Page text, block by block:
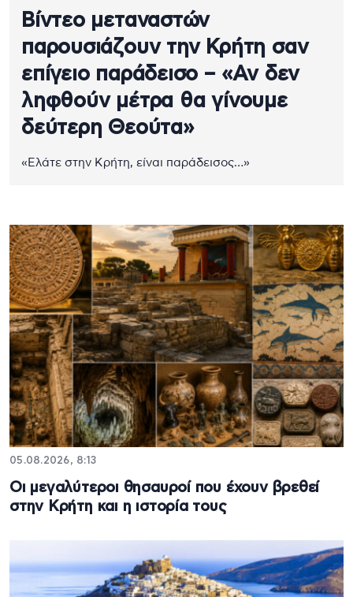
Βίντεο μεταναστών
παρουσιάζουν την Κρήτη σαν
επίγειο παράδεισο – «Αν δεν
ληφθούν μέτρα θα γίνουμε
δεύτερη Θεούτα»
«Ελάτε στην Κρήτη, είναι παράδεισος…»
05.08.2026, 8:13
Οι μεγαλύτεροι θησαυροί που έχουν βρεθεί
στην Κρήτη και η ιστορία τους